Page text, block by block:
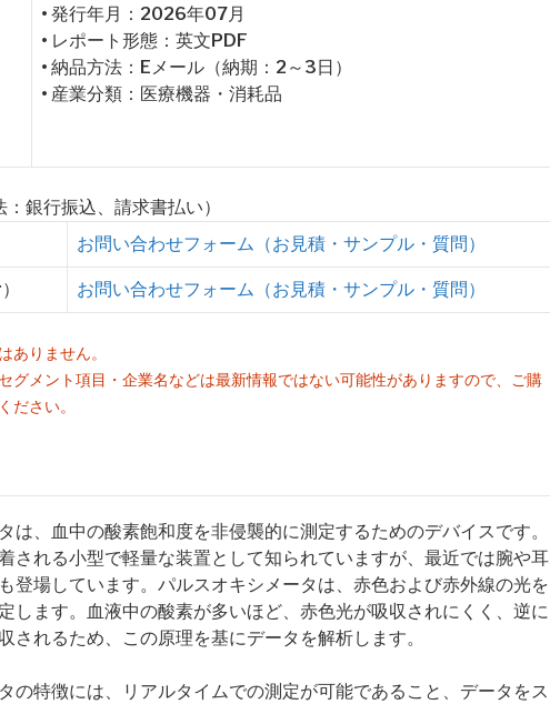
• 発行年月：2026年07月
• レポート形態：英文PDF
• 納品方法：Eメール（納期：2～3日）
• 産業分類：医療機器・消耗品
銀行振込、請求書払い）
お問い合わせフォーム（お見積・サンプル・質問）
お問い合わせフォーム（お見積・サンプル・質問）
りません。
グメント項目・企業名などは最新情報ではない可能性がありますので、ご購
ださい。
は、血中の酸素飽和度を非侵襲的に測定するためのデバイスです。
される小型で軽量な装置として知られていますが、最近では腕や耳
登場しています。パルスオキシメータは、赤色および赤外線の光を
します。血液中の酸素が多いほど、赤色光が吸収されにくく、逆に
されるため、この原理を基にデータを解析します。
の特徴には、リアルタイムでの測定が可能であること、データをス